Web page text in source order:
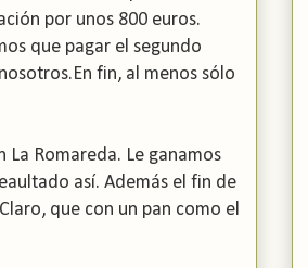
por unos 800 euros.
que pagar el segundo
fin, al menos sólo
La Romareda. Le ganamos
así. Además el fin de
que con un pan como el